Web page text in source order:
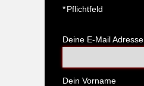
*Pflichtfeld
Deine E-Mail Adresse
Dein Vorname